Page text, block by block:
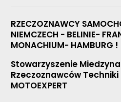
RZECZOZNAWCY
NIEMCZECH - BELINIE-
MONACHIUM- HAMBURG !
Stowarzyszenie
Rzeczoznawców
MOTOEXPERT